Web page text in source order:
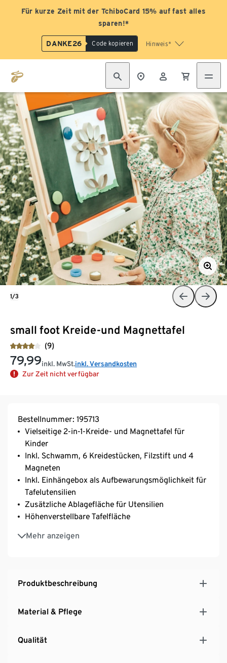
Für kurze Zeit mit der TchiboCard 15% auf fast alles
sparen!*
DANKE26 Code kopieren Hinweis*
small foot Kreide-und Magnettafel
(9)
79,99inkl. MwSt.inkl. Versandkosten
Zur Zeit nicht verfügbar
1/3
Bestellnummer: 195713
Vielseitige 2-in-1-Kreide- und Magnettafel für
Kinder
Inkl. Schwamm, 6 Kreidestücken, Filzstift und 4
Magneten
Inkl. Einhängebox als Aufbewarungsmöglichkeit für
Tafelutensilien
Zusätzliche Ablagefläche für Utensilien
Höhenverstellbare Tafelfläche
Mehr anzeigen
Stabiler Stand durch Standfüße mit
Abstandshaltern
Produktbeschreibung
Material & Pflege
Qualität